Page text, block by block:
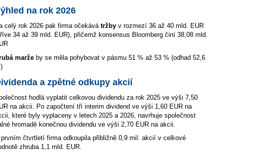
na rok 2026
celý rok 2026 pak firma očekává tržby v rozmezí 36 až 40 mld. EUR
34 až 39 mld. EUR), přičemž konsensus Bloomberg činí 38,08 mld.
marže by se měla pohybovat v pásmu 51 % až 53 % (odhad 52,6
a zpětné odkupy akcií
hodlá vyplatit celkovou dividendu za rok 2025 ve výši 7,50
na akcii. Po započtení tří interim dividend ve výši 1,60 EUR na
které byly vyplaceny v letech 2025 a 2026, navrhuje společnost
hromadě konečnou dividendu ve výši 2,70 EUR na akcii.
čtvrtletí firma odkoupila přibližně 0,9 mil. akcií v celkové
zhruba 1,1 mld. EUR.